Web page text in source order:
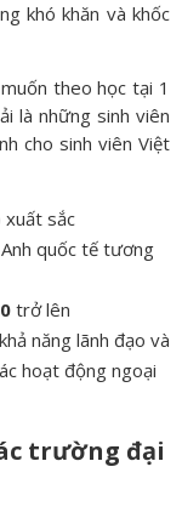
khó khăn và khốc
theo học tại 1
là những sinh viên
cho sinh viên Việt
xuất sắc
quốc tế tương
trở lên
năng lãnh đạo và
hoạt động ngoại
trường đại